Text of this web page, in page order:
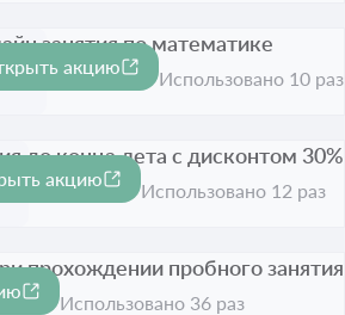
занятия по математике
акции истёк
акцию
Использовано 10 раз
до конца лета с дисконтом 30%
акции истёк
акцию
Использовано 12 раз
прохождении пробного занятия
Использовано 36 раз